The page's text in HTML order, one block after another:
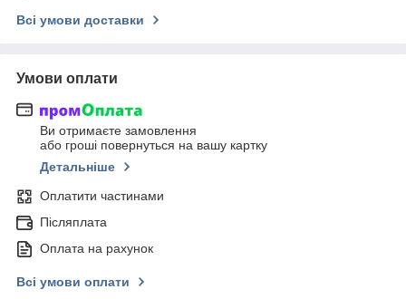
Всі умови доставки
Умови оплати
Ви отримаєте замовлення
або гроші повернуться на вашу картку
Детальніше
Оплатити частинами
Післяплата
Оплата на рахунок
Всі умови оплати